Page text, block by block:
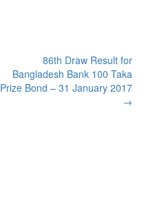
86th Draw Result for
Bangladesh Bank 100 Taka
Prize Bond – 31 January 2017
→